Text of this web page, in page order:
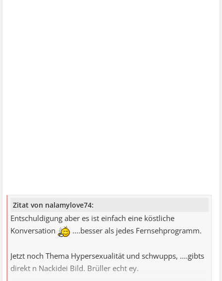
Zitat von nalamylove74:
Entschuldigung aber es ist einfach eine köstliche
Konversation
....besser als jedes Fernsehprogramm.
Jetzt noch Thema Hypersexualität und schwupps, ....gibts
direkt n Nackidei Bild. Brüller echt ey.